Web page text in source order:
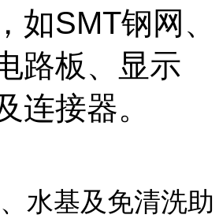
如SMT钢网、
路板、显示
连接器。
水基及免清洗助